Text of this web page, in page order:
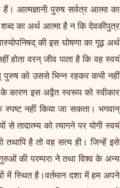
हैं। आत्मज्ञानी पुरुष सर्वत्र आत्मा का
का अर्थ आत्मा है न कि देवकीपुत्र
की इस घोषणा का गूढ़ अर्थ
होता वरन् जीव पाता है कि वह स्वयं
पुरुष को उससे भिन्न रहकर कभी नहीं
कारण इस अद्वैत स्वरूप को स्वीकार
नहीं किया जा सकता। भगवान्
तादात्म्य को त्यागने पर योगी स्वयं
तथापि है तो वह सत्य ही। जिन्हें इसे
की परम्परा ने तथा विश्व के अन्य
में स्थित है।वर्तमान दशा में हम अपने